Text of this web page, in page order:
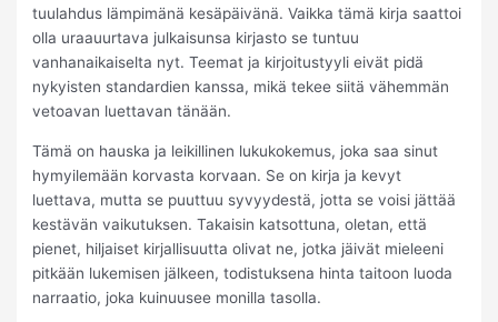
tuulahdus lämpimänä kesäpäivänä. Vaikka tämä kirja saattoi
olla uraauurtava julkaisunsa kirjasto se tuntuu
vanhanaikaiselta nyt. Teemat ja kirjoitustyyli eivät pidä
nykyisten standardien kanssa, mikä tekee siitä vähemmän
vetoavan luettavan tänään.
Tämä on hauska ja leikillinen lukukokemus, joka saa sinut
hymyilemään korvasta korvaan. Se on kirja ja kevyt
luettava, mutta se puuttuu syvyydestä, jotta se voisi jättää
kestävän vaikutuksen. Takaisin katsottuna, oletan, että
pienet, hiljaiset kirjallisuutta olivat ne, jotka jäivät mieleeni
pitkään lukemisen jälkeen, todistuksena hinta taitoon luoda
narraatio, joka kuinuusee monilla tasolla.